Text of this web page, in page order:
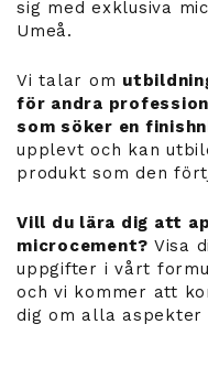
sig med exklusiva
Umeå.
Vi talar om
för andra
som söker en
upplevt och kan
produkt som den
Vill du lära dig att
microcement? Visa
uppgifter i vårt
och vi kommer att
dig om alla aspekter